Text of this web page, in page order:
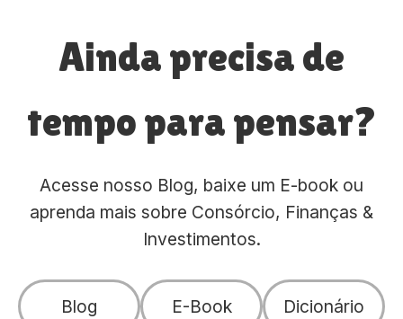
Ainda precisa de
tempo para pensar?
Acesse nosso Blog, baixe um E-book ou
aprenda mais sobre Consórcio, Finanças &
Investimentos.
Blog E-Book Dicionário